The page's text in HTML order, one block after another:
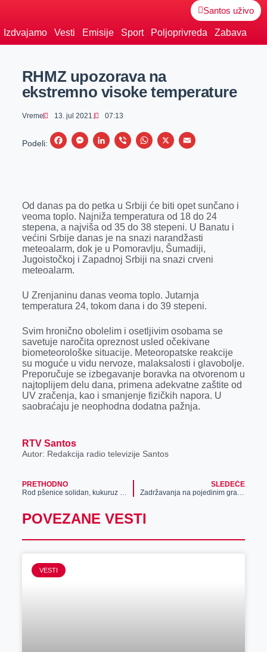
Santos uživo
Izdvajamo Vesti Emisije Sport Poljoprivreda Zabava
RHMZ upozorava na
ekstremno visoke temperature
Vreme 13. jul 2021. 07:13
Podeli:
F
b
o
o
k
M
e
n
g
e
L
e
d
I
n
V
r
W
s
A
p
p
X
E
l
Od danas pa do petka u Srbiji će biti opet sunčano i
veoma toplo. Najniža temperatura od 18 do 24
stepena, a najviša od 35 do 38 stepeni. U Banatu i
većini Srbije danas je na snazi narandžasti
meteoalarm, dok je u Pomoravlju, Šumadiji,
Jugoistočkoj i Zapadnoj Srbiji na snazi crveni
meteoalarm.
U Zrenjaninu danas veoma toplo. Jutarnja
temperatura 24, tokom dana i do 39 stepeni.
Svim hronično obolelim i osetlјivim osobama se
savetuje naročita opreznost usled očekivane
biometeorološke situacije. Meteoropatske reakcije
su moguće u vidu nervoze, malaksalosti i glavobolјe.
Preporučuje se izbegavanje boravka na otvorenom u
najtoplijem delu dana, primena adekvatne zaštite od
UV zračenja, kao i smanjenje fizičkih napora. U
saobraćaju je neophodna dodatna pažnja.
RTV Santos
Autor: Redakcija radio televizije Santos
PRETHODNO
Rod pšenice solidan, kukuruz i suncokret pod znakom pitanja
SLEDEĆE
Zadržavanja na pojedinim graničnim prelazima višesatna
POVEZANE VESTI
VESTI